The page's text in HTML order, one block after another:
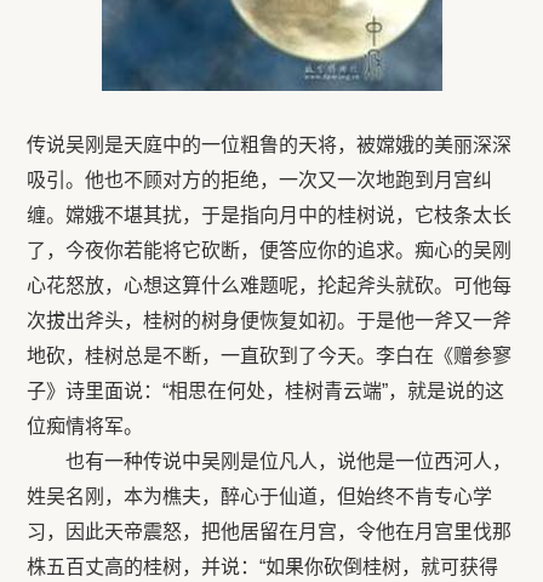
传说吴刚是天庭中的一位粗鲁的天将，被嫦娥的美丽深深
吸引。他也不顾对方的拒绝，一次又一次地跑到月宫纠
缠。嫦娥不堪其扰，于是指向月中的桂树说，它枝条太长
了，今夜你若能将它砍断，便答应你的追求。痴心的吴刚
心花怒放，心想这算什么难题呢，抡起斧头就砍。可他每
次拔出斧头，桂树的树身便恢复如初。于是他一斧又一斧
地砍，桂树总是不断，一直砍到了今天。李白在《赠参寥
子》诗里面说：“相思在何处，桂树青云端”，就是说的这
位痴情将军。
也有一种传说中吴刚是位凡人，说他是一位西河人，
姓吴名刚，本为樵夫，醉心于仙道，但始终不肯专心学
习，因此天帝震怒，把他居留在月宫，令他在月宫里伐那
株五百丈高的桂树，并说：“如果你砍倒桂树，就可获得